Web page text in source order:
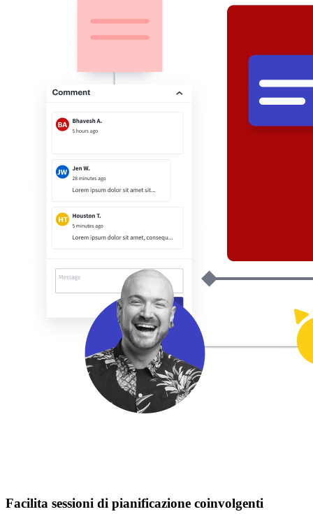
Facilita sessioni di pianificazione coinvolgenti